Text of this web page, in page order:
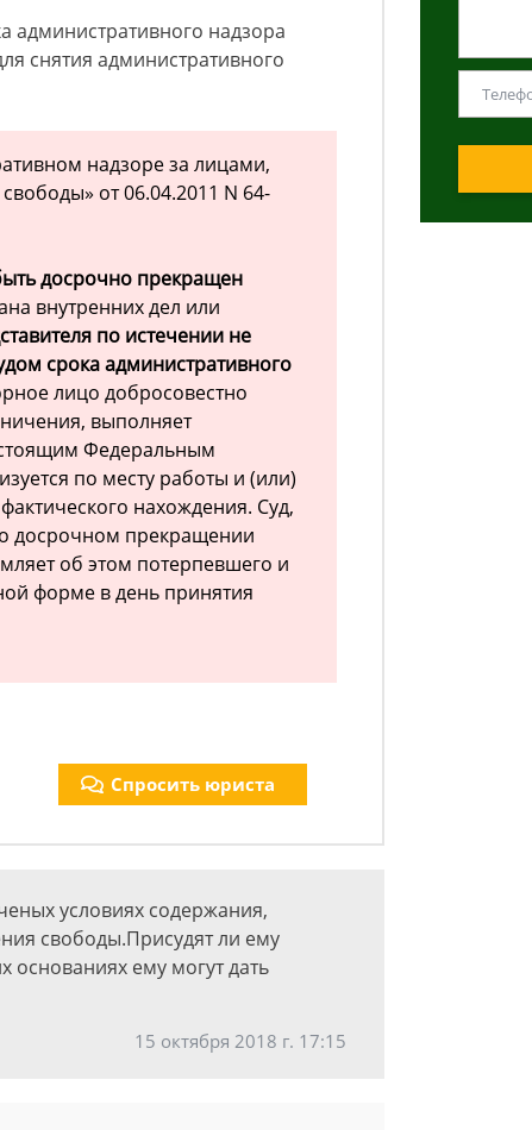
надзора
снятия административного
надзоре за лицами,
от 06.04.2011 N 64-
досрочно прекращен
внутренних дел или
по истечении не
срока административного
лицо добросовестно
выполняет
Федеральным
по месту работы и (или)
нахождения. Суд,
досрочном прекращении
об этом потерпевшего и
форме в день принятия
Спросить юриста
условиях содержания,
свободы.Присудят ли ему
ему могут дать
15 октября 2018 г. 17:15